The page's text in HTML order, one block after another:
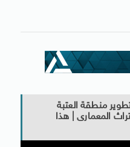
منطقة العتبة
التراث المعمارى | هذا